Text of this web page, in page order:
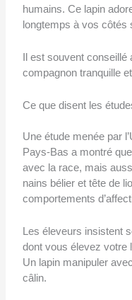
humains. Ce lapin
longtemps à vos côtés
Il est souvent conseillé
compagnon tranquille
Ce que disent les
Une étude menée par
Pays-Bas a montré
avec la race, mais
nains bélier et tête de
comportements
Les éleveurs insistent
dont vous élevez votre
Un lapin manipuler
câlin.